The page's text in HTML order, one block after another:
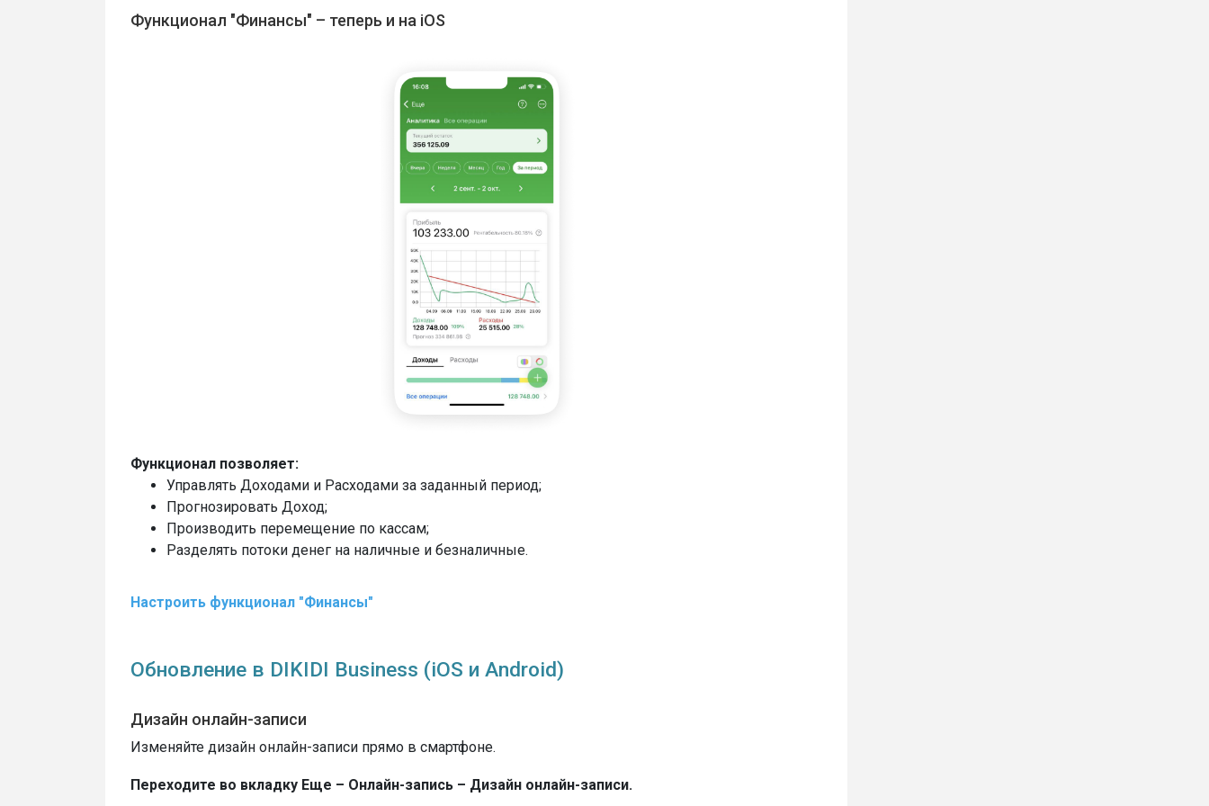
Функционал "Финансы" – теперь и на iOS
Функционал позволяет:
Управлять Доходами и Расходами за заданный период;
Прогнозировать Доход;
Производить перемещение по кассам;
Разделять потоки денег на наличные и безналичные.
Настроить функционал "Финансы"
Обновление в DIKIDI Business (iOS и Android)
Дизайн онлайн-записи
Изменяйте дизайн онлайн-записи прямо в смартфоне.
Переходите во вкладку Еще – Онлайн-запись – Дизайн онлайн-записи.